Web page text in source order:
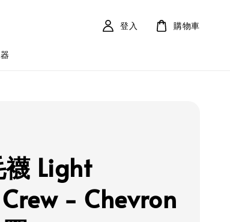
登入 購物車
襪 Light
- Chevron